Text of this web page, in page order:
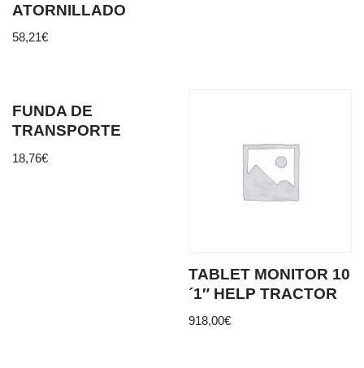
ATORNILLADO
58,21€
FUNDA DE
TRANSPORTE
18,76€
TABLET MONITOR 10
´1″ HELP TRACTOR
918,00€